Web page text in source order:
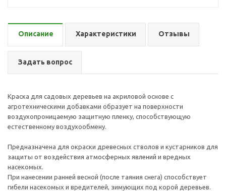
Описание Характеристики Отзывы
Задать вопрос
Краска для садовых деревьев на акриловой основе с
агротехническими добавками образует на поверхности
воздухопроницаемую защитную пленку, способствующую
естественному воздухообмену.
Предназначена для окраски древесных стволов и кустарников для
защиты от воздействия атмосферных явлений и вредных
насекомых.
При нанесении ранней весной (после таяния снега) способствует
гибели насекомых и вредителей, зимующих под корой деревьев.